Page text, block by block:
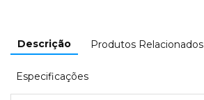
Descrição Produtos Relacionados
Especificações